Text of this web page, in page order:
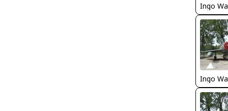
Ingo
Ingo